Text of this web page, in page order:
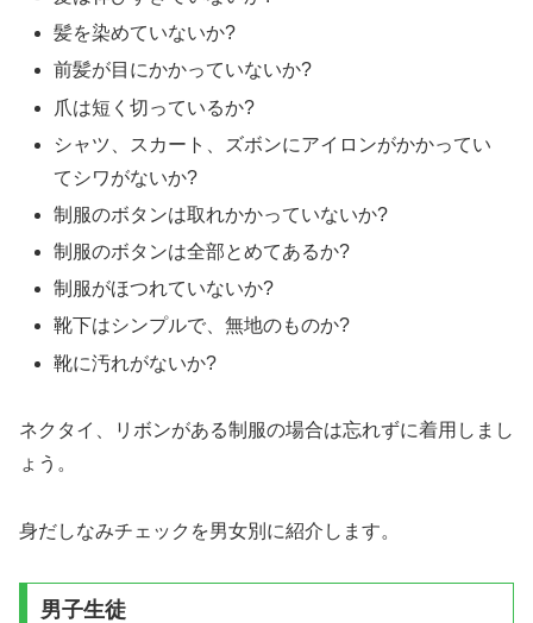
髪を染めていないか?
前髪が目にかかっていないか?
爪は短く切っているか?
シャツ、スカート、ズボンにアイロンがかかってい
てシワがないか?
制服のボタンは取れかかっていないか?
制服のボタンは全部とめてあるか?
制服がほつれていないか?
靴下はシンプルで、無地のものか?
靴に汚れがないか?
ネクタイ、リボンがある制服の場合は忘れずに着用しまし
ょう。
身だしなみチェックを男女別に紹介します。
男子生徒